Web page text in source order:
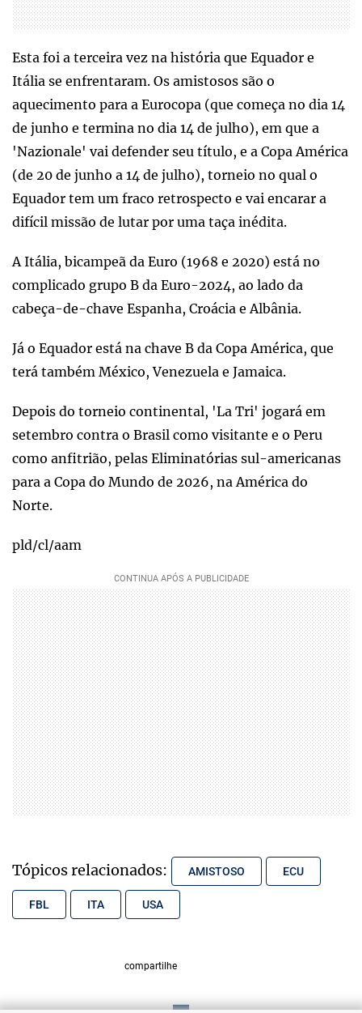
Esta foi a terceira vez na história que Equador e
Itália se enfrentaram. Os amistosos são o
aquecimento para a Eurocopa (que começa no dia 14
de junho e termina no dia 14 de julho), em que a
'Nazionale' vai defender seu título, e a Copa América
(de 20 de junho a 14 de julho), torneio no qual o
Equador tem um fraco retrospecto e vai encarar a
difícil missão de lutar por uma taça inédita.
A Itália, bicampeã da Euro (1968 e 2020) está no
complicado grupo B da Euro-2024, ao lado da
cabeça-de-chave Espanha, Croácia e Albânia.
Já o Equador está na chave B da Copa América, que
terá também México, Venezuela e Jamaica.
Depois do torneio continental, 'La Tri' jogará em
setembro contra o Brasil como visitante e o Peru
como anfitrião, pelas Eliminatórias sul-americanas
para a Copa do Mundo de 2026, na América do
Norte.
pld/cl/aam
Tópicos relacionados: AMISTOSO ECU
FBL ITA USA
compartilhe